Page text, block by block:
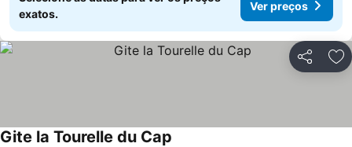
exatos.
Ver preços
Partilhar
Gite la Tourelle du Cap